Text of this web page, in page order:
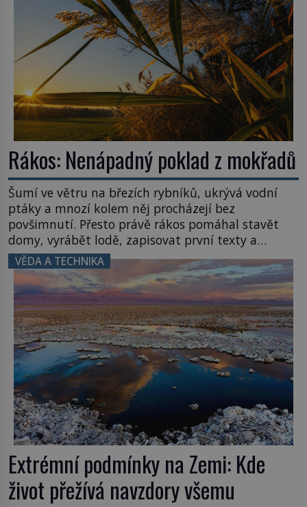
Rákos: Nenápadný poklad z mokřadů
Šumí ve větru na březích rybníků, ukrývá vodní
ptáky a mnozí kolem něj procházejí bez
povšimnutí. Přesto právě rákos pomáhal stavět
domy, vyrábět lodě, zapisovat první texty a
inspiroval řadu pověstí. Tato skromná, ale
užitečná rostlina provází člověka už tisíce let.
Většina lidí vnímá rákos jen jako obyčejnou kulisu
letního koupání. Stačí se však podívat […]
VĚDA A TECHNIKA
Extrémní podmínky na Zemi: Kde
život přežívá navzdory všemu